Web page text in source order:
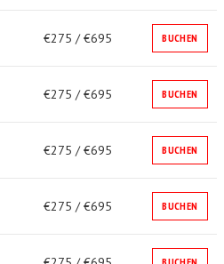
€275 / €695 BUCHEN
€275 / €695 BUCHEN
€275 / €695 BUCHEN
€275 / €695 BUCHEN